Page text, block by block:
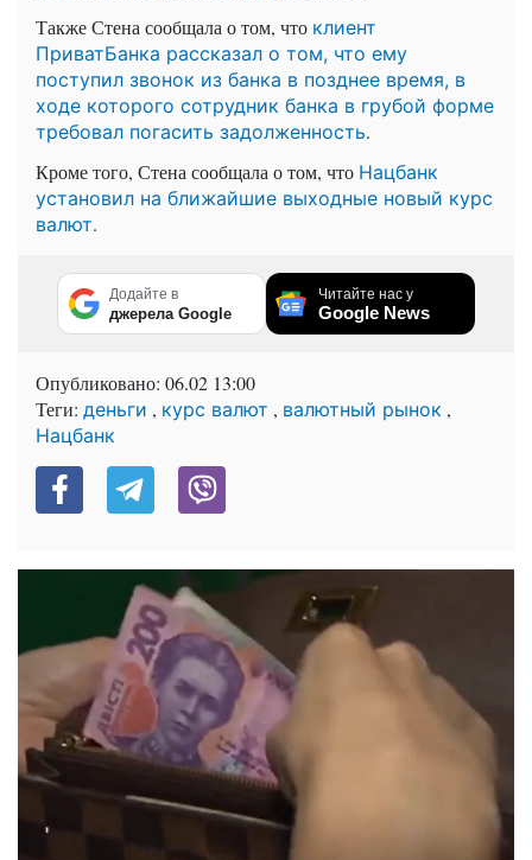
Также Стена сообщала о том, что клиент
ПриватБанка рассказал о том, что ему
поступил звонок из банка в позднее время, в
ходе которого сотрудник банка в грубой форме
требовал погасить задолженность.
Кроме того, Стена сообщала о том, что Нацбанк
установил на ближайшие выходные новый курс
валют.
Додайте в
джерела Google
Читайте нас у
Google News
Опубликовано: 06.02 13:00
Теги: деньги , курс валют , валютный рынок ,
Нацбанк